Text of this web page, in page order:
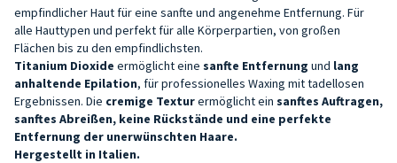
empfindlicher Haut für eine sanfte und angenehme Entfernung. Für
alle Hauttypen und perfekt für alle Körperpartien, von großen
Flächen bis zu den empfindlichsten.
Titanium Dioxide ermöglicht eine sanfte Entfernung und lang
anhaltende Epilation, für professionelles Waxing mit tadellosen
Ergebnissen. Die cremige Texturermöglicht ein sanftes Auftragen,
sanftes Abreißen, keine Rückstände und eine perfekte
Entfernung der unerwünschten Haare.
Hergestellt in Italien.